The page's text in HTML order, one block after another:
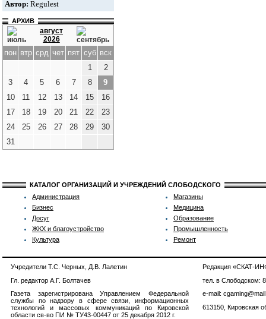
Автор: Regulest
АРХИВ
август
2026
пон втр срд чет пят суб вск
1
2
3
4 5 6 7 8
9
10
11 12 13 14 15
16
17
18 19 20 21 22
23
24
25 26 27 28 29
30
31
КАТАЛОГ ОРГАНИЗАЦИЙ И УЧРЕЖДЕНИЙ СЛОБОДСКОГО
Администрация
Бизнес
Досуг
ЖКХ и благоустройство
Культура
Магазины
Медицина
Образование
Промышленность
Ремонт
Учредители Т.С. Черных, Д.В. Лалетин
Гл. редактор А.Г. Болтачев
Газета зарегистрирована Управлением Федеральной
службы по надзору в сфере связи, информационных
технологий и массовых коммуникаций по Кировской
области св-во ПИ № ТУ43-00447 от 25 декабря 2012 г.
Редакция «СКАТ-
тел. в Слободском:
e-mail:
613150, Кировская